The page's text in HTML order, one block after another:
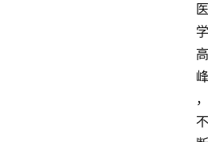
医
学
高
峰
，
不